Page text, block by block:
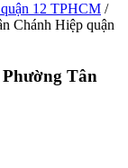
12 TPHCM /
Chánh Hiệp quận
Tân